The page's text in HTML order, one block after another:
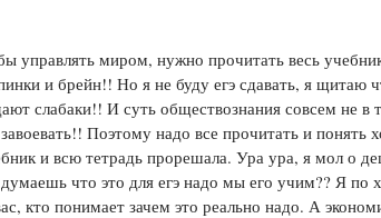
управлять миром, нужно прочитать весь
и брейн!! Но я не буду егэ сдавать, я щитаю
слабаки!! И суть обществознания совсем не в
Поэтому надо все прочитать и понять
и всю тетрадь прорешала. Ура ура, я мол о
что это для егэ надо мы его учим?? Я по
кто понимает зачем это реально надо. А